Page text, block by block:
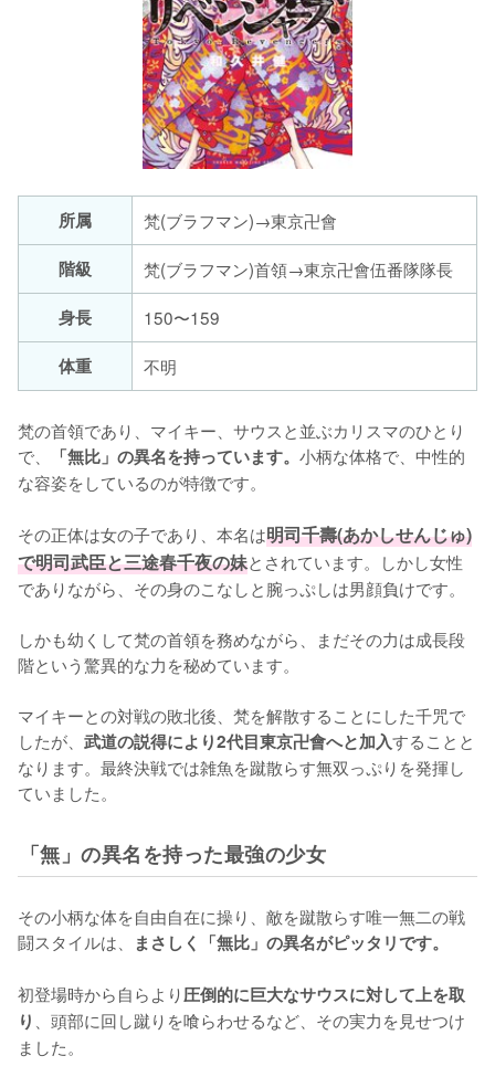
所属
梵(ブラフマン)→東京卍會
階級
梵(ブラフマン)首領→東京卍會伍番隊隊長
身長
150〜159
体重
不明
梵の首領であり、マイキー、サウスと並ぶカリスマのひとり
で、
「無比」の異名を持っています。 小柄な体格で、中性的
な容姿をしているのが特徴です。
その正体は女の子であり、本名は明司千壽(あかしせんじゅ)
で明司武臣と三途春千夜の妹とされています。しかし女性
でありながら、その身のこなしと腕っぷしは男顔負けです。
しかも幼くして梵の首領を務めながら、まだその力は成長段
階という驚異的な力を秘めています。
マイキーとの対戦の敗北後、梵を解散することにした千咒で
したが、 武道の説得により2代目東京卍會へと加入することと
なります。最終決戦では雑魚を蹴散らす無双っぷりを発揮し
ていました。
「無」の異名を持った最強の少女
その小柄な体を自由自在に操り、敵を蹴散らす唯一無二の戦
闘スタイルは、
まさしく「無比」の異名がピッタリです。
初登場時から自らより圧倒的に巨大なサウスに対して上を取
り
、頭部に回し蹴りを喰らわせるなど、その実力を見せつけ
ました。